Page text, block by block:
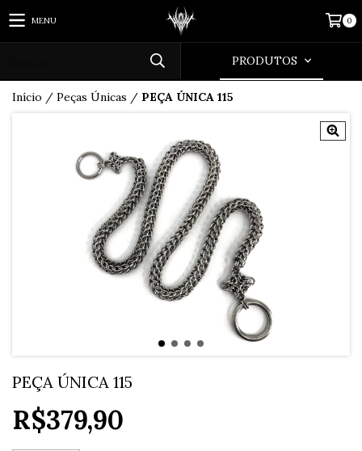
MENU 0
PRODUTOS
Início / Peças Únicas / PEÇA ÚNICA 115
PEÇA ÚNICA 115
R$379,90